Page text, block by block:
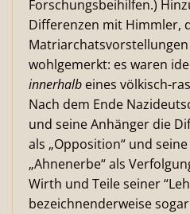
Forschungsbeihilfen.)
Differenzen mit Himmler,
wohlgemerkt: es waren
innerhalb eines völkisch-
Nach dem Ende
und seine Anhänger die
als „Opposition“ und
„Ahnenerbe“ als
Wirth und Teile seiner
bezeichnenderweise